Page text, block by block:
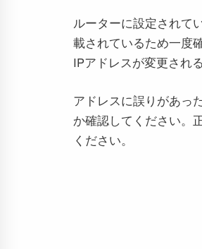
ルーターに設定されて
載されているため一度
IPアドレスが変更され
アドレスに誤りがあっ
か確認してください。
ください。